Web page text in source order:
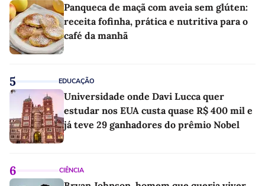
Panqueca de maçã com aveia sem glúten:
receita fofinha, prática e nutritiva para o
café da manhã
5 EDUCAÇÃO
Universidade onde Davi Lucca quer
estudar nos EUA custa quase R$ 400 mil e
já teve 29 ganhadores do prêmio Nobel
6 CIÊNCIA